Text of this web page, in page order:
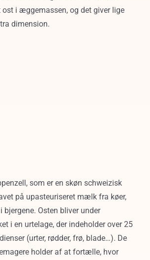
ost i æggemassen, og det giver lige
dimension.
som er en skøn schweizisk
på upasteuriseret mælk fra køer,
Osten bliver under
i en urtelage, der indeholder over 25
(urter, rødder, frø, blade…). De
holder af at fortælle, hvor